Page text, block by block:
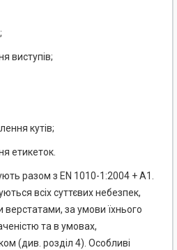
виступів;
кутів;
етикеток.
разом з EN 1010-1:2004 + А1.
всіх суттєвих небезпек,
верстатами, за умови їхнього
та в умовах,
(див. розділ 4). Особливі